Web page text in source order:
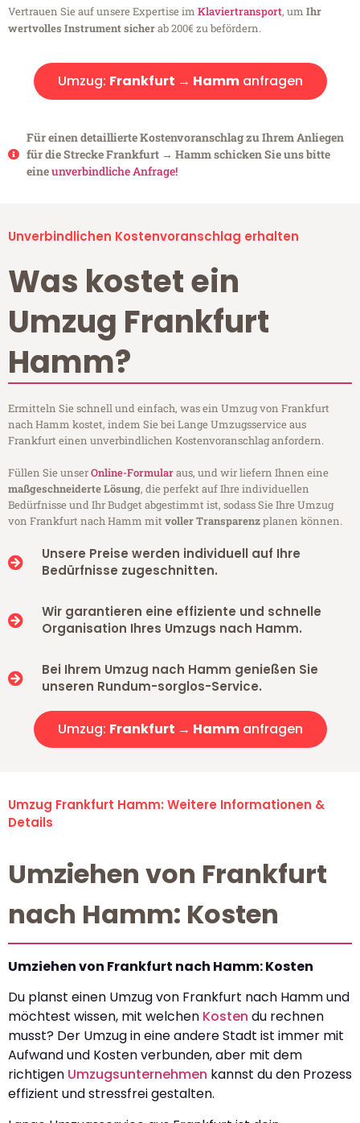
Vertrauen Sie auf unsere Expertise im Klaviertransport, um Ihr
wertvolles Instrument sicherab 200€ zu befördern.
Umzug: Frankfurt → Hammanfragen
Für einen detaillierte Kostenvoranschlag zu Ihrem Anliegen
für die Strecke Frankfurt → Hamm schicken Sie uns bitte
eineunverbindliche Anfrage!
Unverbindlichen Kostenvoranschlag erhalten
Was kostet ein
Umzug Frankfurt
Hamm?
Ermitteln Sie schnell und einfach, was ein Umzug von Frankfurt
nach Hamm kostet, indem Sie bei Lange Umzugsservice aus
Frankfurt einen unverbindlichen Kostenvoranschlag anfordern.
Füllen Sie unserOnline-Formularaus, und wir liefern Ihnen eine
maßgeschneiderte Lösung, die perfekt auf Ihre individuellen
Bedürfnisse und Ihr Budget abgestimmt ist, sodass Sie Ihre Umzug
von Frankfurt nach Hamm mitvoller Transparenzplanen können.
Unsere Preise werden individuell auf Ihre
Bedürfnisse zugeschnitten.
Wir garantieren eine effiziente und schnelle
Organisation Ihres Umzugs nach Hamm.
Bei Ihrem Umzug nach Hamm genießen Sie
unseren Rundum-sorglos-Service.
Umzug: Frankfurt → Hammanfragen
Umzug Frankfurt Hamm: Weitere Informationen &
Details
Umziehen von Frankfurt
nach Hamm: Kosten
Umziehen von Frankfurt nach Hamm: Kosten
Du planst einen Umzug von Frankfurt nach Hamm und
möchtest wissen, mit welchen Kosten du rechnen
musst? Der Umzug in eine andere Stadt ist immer mit
Aufwand und Kosten verbunden, aber mit dem
richtigen Umzugsunternehmen kannst du den Prozess
effizient und stressfrei gestalten.